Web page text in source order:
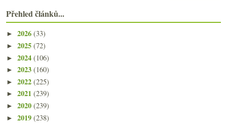
Přehled článků...
► 2026 (33)
► 2025 (72)
► 2024 (106)
► 2023 (160)
► 2022 (225)
► 2021 (239)
► 2020 (239)
► 2019 (238)